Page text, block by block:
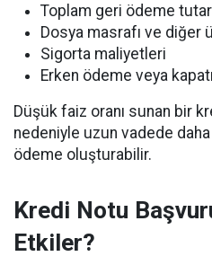
Toplam geri ödeme
Dosya masrafı ve diğer
Sigorta maliyetleri
Erken ödeme veya
Düşük faiz oranı sunan bir
nedeniyle uzun vadede
ödeme oluşturabilir.
Kredi Notu
Etkiler?